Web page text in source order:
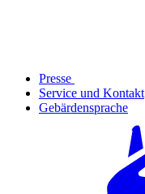
Presse
Service und Kontakt
Gebärdensprache